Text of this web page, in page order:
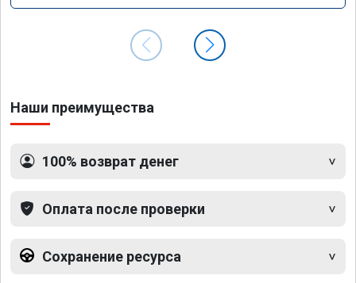
Наши преимущества
100% возврат денег
Оплата после проверки
Сохранение ресурса